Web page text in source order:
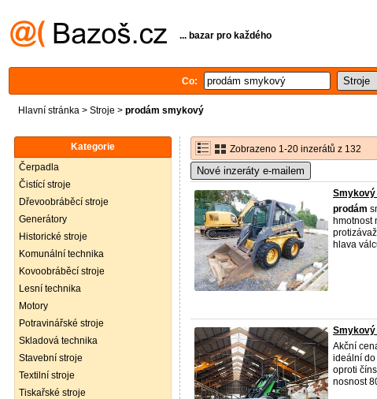
... bazar pro každého
Co:
Hlavní stránka > Stroje > prodám smykový
Kategorie
Čerpadla
Čistící stroje
Dřevoobráběcí stroje
Generátory
Historické stroje
Komunální technika
Kovoobráběcí stroje
Lesní technika
Motory
Potravinářské stroje
Skladová technika
Stavební stroje
Textilní stroje
Tiskařské stroje
Zobrazeno 1-20 inzerátů z 132
Nové inzeráty e-mailem
Smykový
prodám
hmotnost
hlava
Smykový
Akční
ideální do
oproti
nosnost